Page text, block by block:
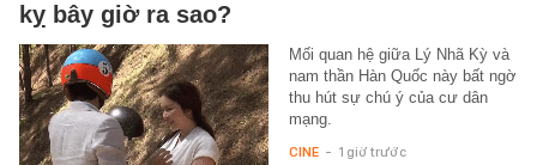
kỵ bây giờ ra sao?
Mối quan hệ giữa Lý Nhã Kỳ và
nam thần Hàn Quốc này bất ngờ
thu hút sự chú ý của cư dân
mạng.
CINE - 1 giờ trước